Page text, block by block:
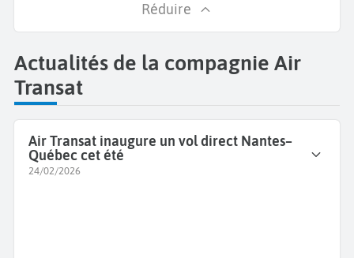
Réduire
Actualités de la compagnie Air
Transat
Air Transat inaugure un vol direct Nantes–
Québec cet été
24/02/2026